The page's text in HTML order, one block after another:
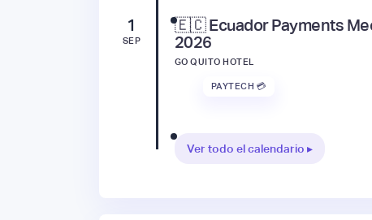
1
SEP
🇪🇨 Ecuador Payments
2026
GO QUITO HOTEL
PAYTECH 💳
Ver todo el calendario ▸